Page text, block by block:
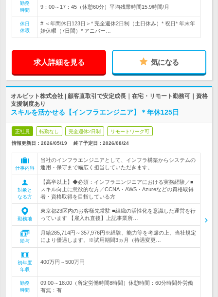
勤務
時間
9：00～17：45（休憩60分）平均残業時間15.9時間/月
休日
休暇
# ＜年間休日123日＞* 完全週休2日制（土日休み）* 祝日* 年末年
始休暇（7日間）* アニバー…
求人詳細を見る 気になる
オルビット株式会社 | 顧客直取引で安定成長｜在宅・リモート勤務可｜資格
支援制度あり
スキルを活かせる【インフラエンジニア】＊年休125日
正社員 転勤なし 完全週休2日制 リモートワーク可
情報更新日：2026/05/19 終了予定日： 2026/08/24
仕事内容
当社のインフラエンジニアとして、インフラ構築からシステムの
運用・保守まで幅広く担当していただきます。
対象と
なる方
【高卒以上】◆必須：インフラエンジニアにおける実務経験／■
スキル向上に意欲的な方／CCNA・AWS・Azureなどの資格取得
者・資格取得を目指している方
勤務地
東京都23区内のお客様先常駐 ■組織の活性化を意識した運営を行
っています 【雇入れ直後】上記事業所…
給与
月給285,714円～357,976円※経験、能力等を考慮の上、当社規定
により優遇します。※試用期間3ヵ月（待遇変更…
初年度
年収
400万円～500万円
勤務
時間
09:00～18:00（所定労働時間8時間）休憩時間：60分時間外労働
有無：有